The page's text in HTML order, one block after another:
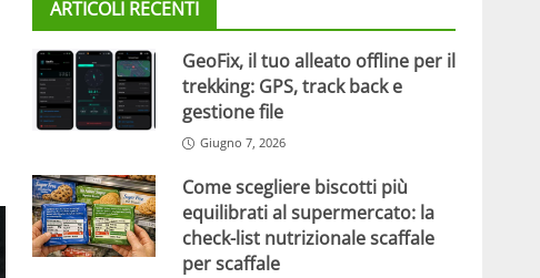
ARTICOLI RECENTI
GeoFix, il tuo alleato offline per il
trekking: GPS, track back e
gestione file
Giugno 7, 2026
Come scegliere biscotti più
equilibrati al supermercato: la
check-list nutrizionale scaffale
per scaffale